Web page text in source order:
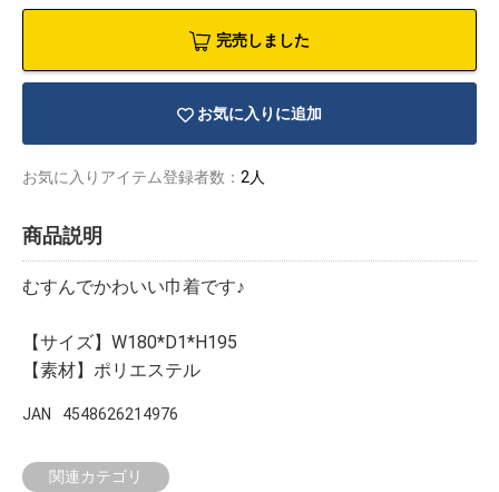
完売しました
お気に入りに追加
お気に入りアイテム登録者数： 2人
商品説明
むすんでかわいい巾着です♪
【サイズ】W180*D1*H195
【素材】ポリエステル
JAN 4548626214976
関連カテゴリ
イラストレ
アダルトグ